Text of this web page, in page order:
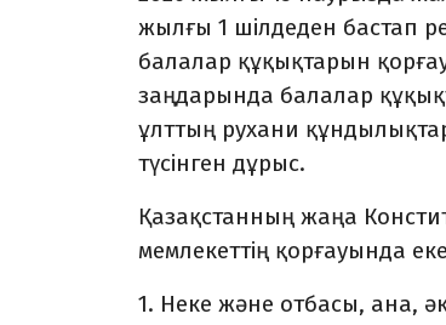
жылғы 1 шілдеден бастап
балалар құқықтарын
заңдарында балалар
ұлттың рухани
түсінген дұрыс.
Қазақстанның жаңа
мемлекеттің қорғауында
1. Неке және отбасы, ана,